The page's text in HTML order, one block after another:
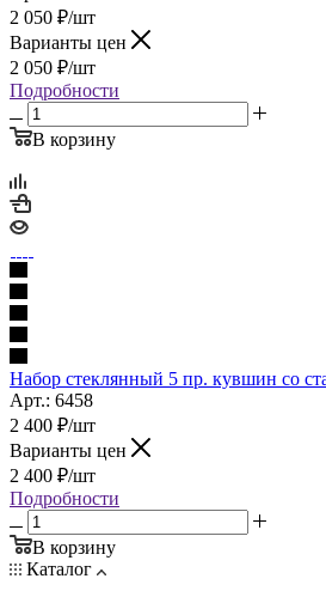
2 050 ₽/шт
Варианты цен
2 050 ₽/шт
Подробности
В корзину
Набор стеклянный 5 пр. кувшин со
Арт.: 6458
2 400 ₽/шт
Варианты цен
2 400 ₽/шт
Подробности
В корзину
Каталог